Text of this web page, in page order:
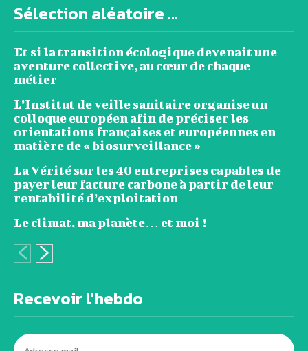
Sélection aléatoire ...
Et si la transition écologique devenait une
aventure collective, au cœur de chaque
métier
L’Institut de veille sanitaire organise un
colloque européen afin de préciser les
orientations françaises et européennes en
matière de « biosurveillance »
La Vérité sur les 40 entreprises capables de
payer leur facture carbone à partir de leur
rentabilité d’exploitation
Le climat, ma planète… et moi !
Recevoir l'hebdo